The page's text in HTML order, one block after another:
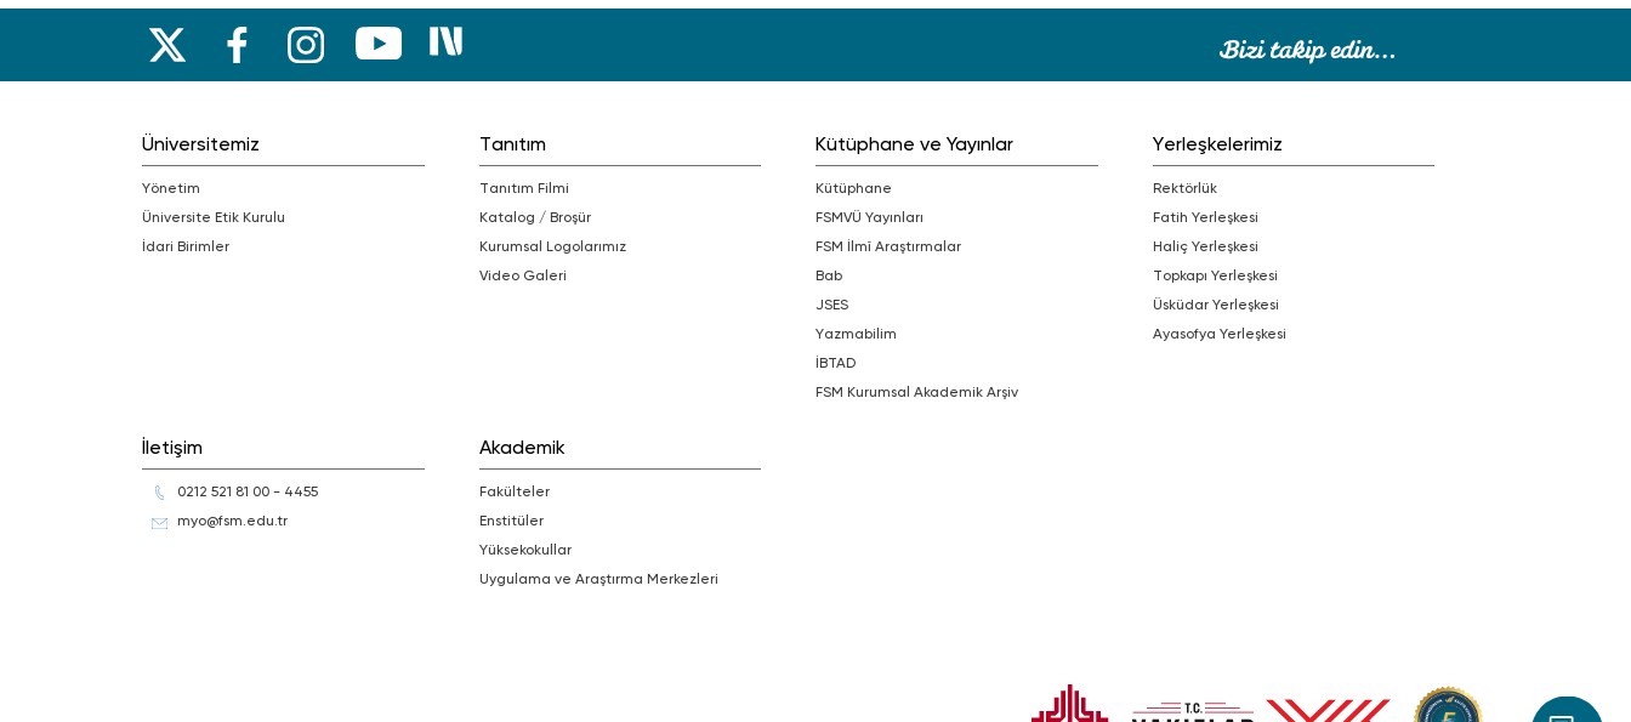
Üniversitemiz
Yönetim
Üniversite Etik Kurulu
İdari Birimler
Tanıtım
Tanıtım Filmi
Katalog / Broşür
Kurumsal Logolarımız
Video Galeri
Kütüphane ve Yayınlar
Kütüphane
FSMVÜ Yayınları
FSM İlmî Araştırmalar
bab
JSES
Yazmabilim
İBTAD
FSM Kurumsal Akademik Arşiv
Yerleşkelerimiz
Rektörlük
Fatih Yerleşkesi
Haliç Yerleşkesi
Topkapı Yerleşkesi
Üsküdar Yerleşkesi
Ayasofya Yerleşkesi
İletişim
0212 521 81 00 - 4455
myo@fsm.edu.tr
Akademik
Fakülteler
Enstitüler
Yüksekokullar
Uygulama ve Araştırma Merkezleri